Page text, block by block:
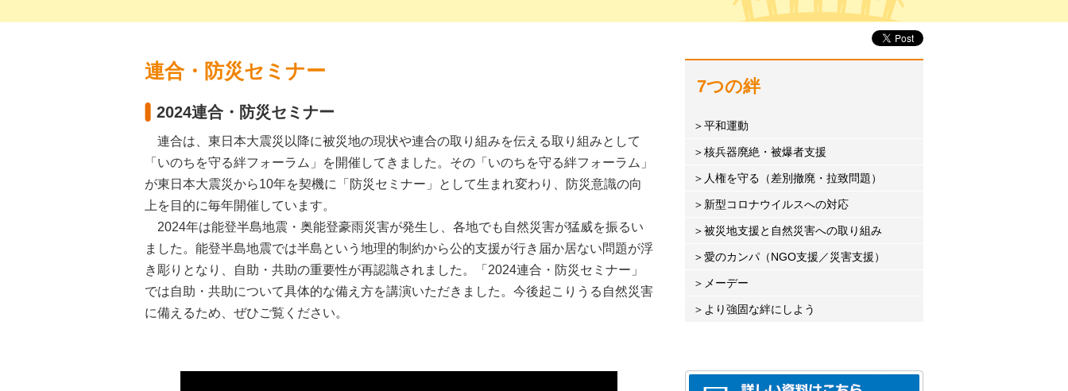
連合・防災セミナー
2024連合・防災セミナー
連合は、東日本大震災以降に被災地の現状や連合の取り組みを伝える取り組みとして
「いのちを守る絆フォーラム」を開催してきました。その「いのちを守る絆フォーラム」
が東日本大震災から10年を契機に「防災セミナー」として生まれ変わり、防災意識の向
上を目的に毎年開催しています。
2024年は能登半島地震・奥能登豪雨災害が発生し、各地でも自然災害が猛威を振るい
ました。能登半島地震では半島という地理的制約から公的支援が行き届か居ない問題が浮
き彫りとなり、自助・共助の重要性が再認識されました。「2024連合・防災セミナー」
では自助・共助について具体的な備え方を講演いただきました。今後起こりうる自然災害
に備えるため、ぜひご覧ください。
7つの絆
平和運動
核兵器廃絶・被爆者支援
人権を守る（差別撤廃・拉致問題）
新型コロナウイルスへの対応
被災地支援と自然災害への取り組み
愛のカンパ（NGO支援／災害支援）
メーデー
より強固な絆にしよう